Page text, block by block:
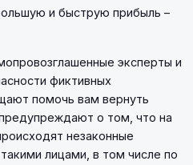
и быструю прибыль –
эксперты и
фиктивных
помочь вам вернуть
о том, что на
незаконные
лицами, в том числе по